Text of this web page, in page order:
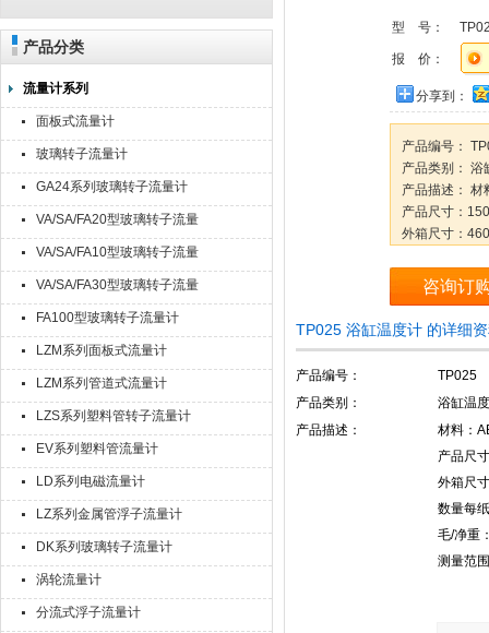
产品分类
流量计系列
面板式流量计
玻璃转子流量计
GA24系列玻璃转子流量计
VA/SA/FA20型玻璃转子流量
计
VA/SA/FA10型玻璃转子流量
计
VA/SA/FA30型玻璃转子流量
计
FA100型玻璃转子流量计
LZM系列面板式流量计
LZM系列管道式流量计
LZS系列塑料管转子流量计
EV系列塑料管流量计
LD系列电磁流量计
LZ系列金属管浮子流量计
DK系列玻璃转子流量计
涡轮流量计
分流式浮子流量计
型 号：
报 价：
分享到：
产品编号：
产品类别： 浴
产品描述： 材
产品尺寸：
外箱尺寸：
毛/净重：9/
测量范围：吸
咨询订
TP025 浴缸温度计 的详细
产品编号：
TP025
产品类别：
浴缸温
产品描述：
材料：
产品尺
外箱尺
数量每
毛/净重
测量范